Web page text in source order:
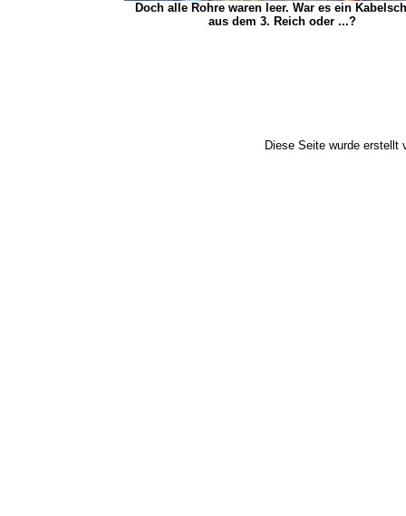
Doch alle Rohre waren leer. War es ein
aus dem 3. Reich oder ...?
Diese Seite wurde erstellt